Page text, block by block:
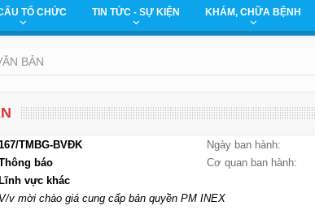
TỔ CHỨC TIN TỨC - SỰ KIỆN KHÁM, CHỮA BỆNH
BẢN
TMBG-BVĐK Ngày ban hành:
báo Cơ quan ban hành:
vực khác
V/v mời chào giá cung cấp bản quyền PM INEX